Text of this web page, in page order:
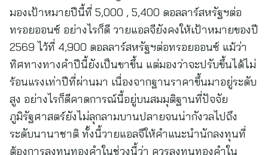
มองเป้าหมายปีนี้ที่ 5,000 , 5,400 ดอลลาร์สหรัฐฯต่อ
ทรอยออนซ์ อย่างไรก็ดี วายแอลจียังคงให้เป้าหมายของปี
2569 ไว้ที่ 4,900 ดอลลาร์สหรัฐฯต่อทรอยออนซ์ แม้ว่า
ทิศทางทางคำปีนี้ยังเป็นขาขึ้น แต่มองว่าจะปรับขึ้นได้ไม่
ร้อนแรงเท่าปีที่ผ่านมา เนื่องจากฐานราคาขึ้นมาอยู่ระดับ
สูง อย่างไรก็ดีคาดการณ์นี้อยู่บนสมมุติฐานที่ปัจจัย
ภูมิรัฐศาสตร์ยังไม่ลุกลามบานปลายจนน่ากังวลไปถึง
ระดับนานาชาติ ทั้งนี้วายแอลจีให้คำแนะนำนักลงทุนที่
ต้องการลงทุนทองคำในช่วงนี้ว่า ควรลงทุนทองคำใน